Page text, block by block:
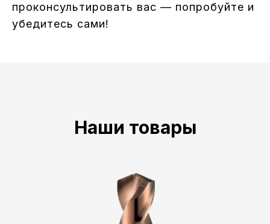
проконсультировать вас — попробуйте и
убедитесь сами!
Наши товары